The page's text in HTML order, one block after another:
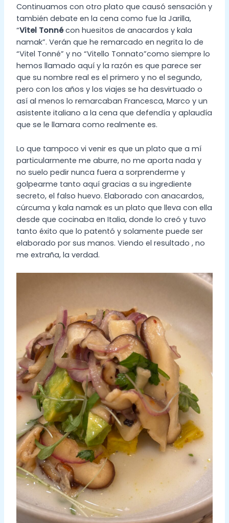
Continuamos con otro plato que causó sensación y
también debate en la cena como fue la Jarilla,
“Vitel Tonnécon huesitos de anacardos y kala
namak”. Verán que he remarcado en negrita lo de
“Vitel Tonné” y no “Vitello Tonnato”como siempre lo
hemos llamado aquí y la razón es que parece ser
que su nombre real es el primero y no el segundo,
pero con los años y los viajes se ha desvirtuado o
así al menos lo remarcaban Francesca, Marco y un
asistente italiano a la cena que defendía y aplaudía
que se le llamara como realmente es.
Lo que tampoco vi venir es que un plato que a mí
particularmente me aburre, no me aporta nada y
no suelo pedir nunca fuera a sorprenderme y
golpearme tanto aquí gracias a su ingrediente
secreto, el falso huevo. Elaborado con anacardos,
cúrcuma y kala namak es un plato que lleva con ella
desde que cocinaba en Italia, donde lo creó y tuvo
tanto éxito que lo patentó y solamente puede ser
elaborado por sus manos. Viendo el resultado , no
me extraña, la verdad.